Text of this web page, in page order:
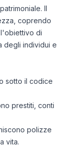
Il
coprendo
di
degli individui e
sotto il codice
prestiti, conti
polizze
vita.